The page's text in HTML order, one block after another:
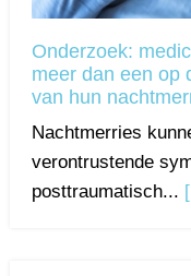
Onderzoek:
meer dan een op
van hun
Nachtmerries
verontrustende
posttraumatisch...